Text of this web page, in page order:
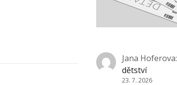
Jana Hoferova:
dětství
23. 7. 2026